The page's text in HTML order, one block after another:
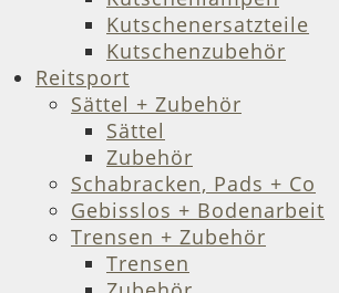
Kutschenersatzteile
Kutschenzubehör
Reitsport
Sättel + Zubehör
Sättel
Zubehör
Schabracken, Pads + Co
Gebisslos + Bodenarbeit
Trensen + Zubehör
Trensen